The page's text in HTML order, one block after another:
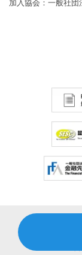
加入協会：一般社
Copyright